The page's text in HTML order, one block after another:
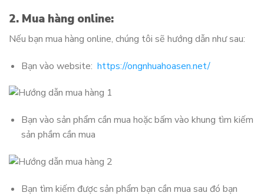
2. Mua hàng online:
Nếu bạn mua hàng online, chúng tôi sẽ hướng dẫn như sau:
Bạn vào website: https://ongnhuahoasen.net/
Bạn vào sản phẩm cần mua hoặc bấm vào khung tìm kiếm
sản phầm cần mua
Bạn tìm kiếm được sản phẩm bạn cần mua sau đó bạn